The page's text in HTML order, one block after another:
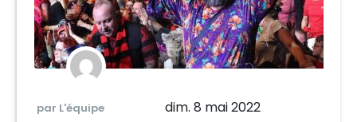
par L'équipe dim. 8 mai 2022